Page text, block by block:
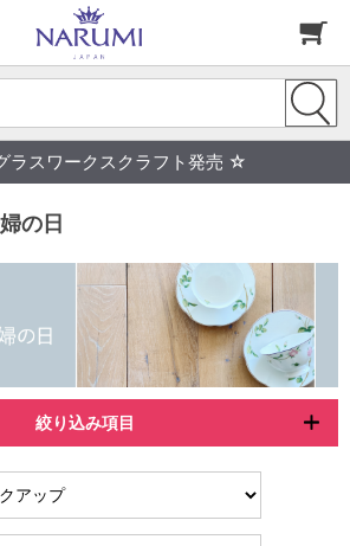
ラスワークスクラフト発売 ☆
の日
絞り込み項目